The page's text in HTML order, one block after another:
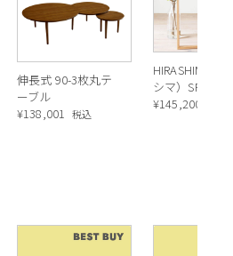
伸長式 90-3枚丸テ
ーブル
¥138,001 税込
HIRASHIMA（
シマ）SPAGO
パーゴ） ロー
¥145,200